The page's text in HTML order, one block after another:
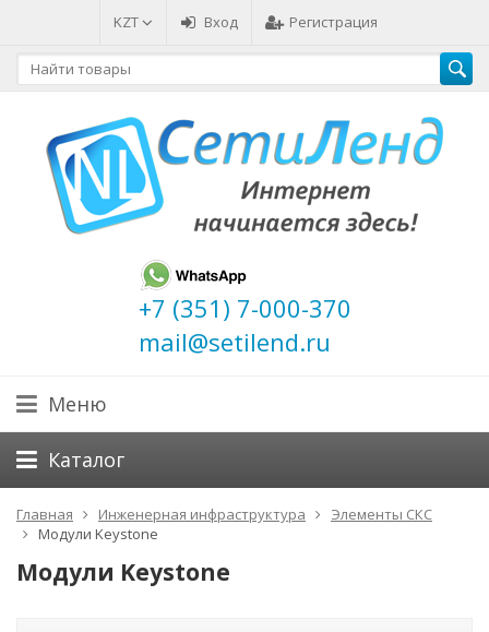
KZT Вход Регистрация
+7 (351) 7-000-370
mail@setilend.ru
Меню
Каталог
Главная Инженерная инфраструктура
Элементы СКС
Модули Keystone
Модули Keystone